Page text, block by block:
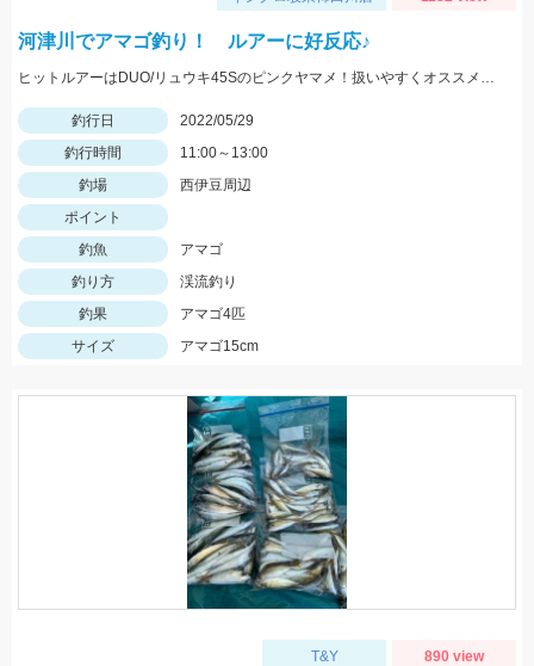
河津川でアマゴ釣り！ ルアーに好反応♪
ヒットルアーはDUO/リュウキ45Sのピンクヤマメ！扱いやすくオススメです。
釣行日
2022/05/29
釣行時間
11:00～13:00
釣場
西伊豆周辺
ポイント
釣魚
アマゴ
釣り方
渓流釣り
釣果
アマゴ4匹
サイズ
アマゴ15cm
T&Y 890 view